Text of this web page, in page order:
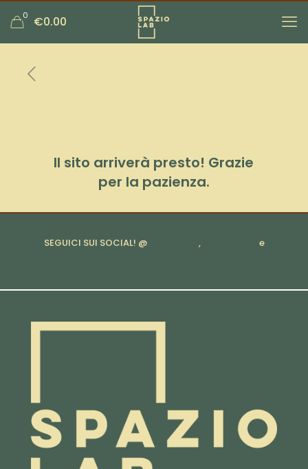
0 €0.00
Il sito arriverà presto! Grazie
per la pazienza.
SEGUICI SUI SOCIAL! @ ,
e